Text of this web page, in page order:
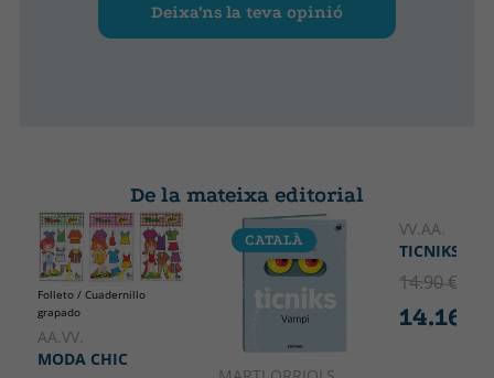
Deixa’ns la teva opinió
De la mateixa editorial
Folleto / Cuadernillo
grapado
AA.VV.
MODA CHIC
CATALÀ
VV.AA.
TICNIKS 3
14.90 €
14.16 €